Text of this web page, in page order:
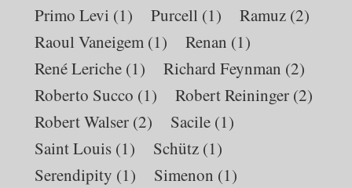
Primo Levi (1) Purcell (1) Ramuz (2)
Raoul Vaneigem (1) Renan (1)
René Leriche (1) Richard Feynman (2)
Roberto Succo (1) Robert Reininger (2)
Robert Walser (2) Sacile (1)
Saint Louis (1) Schütz (1)
Serendipity (1) Simenon (1)